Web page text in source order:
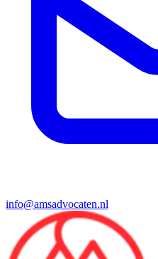
info@amsadvocaten.nl